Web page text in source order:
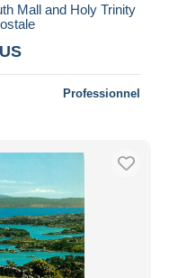
Mall and Holy Trinity
Professionnel